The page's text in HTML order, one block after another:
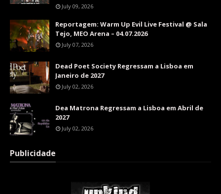
July 09, 2026
Reportagem: Warm Up Evil Live Festival @ Sala
Tejo, MEO Arena – 04.07.2026
July 07, 2026
Dead Poet Society Regressam a Lisboa em
Janeiro de 2027
July 02, 2026
Dea Matrona Regressam a Lisboa em Abril de
2027
July 02, 2026
Publicidade